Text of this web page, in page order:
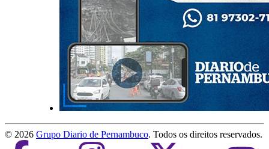
© 2026 Grupo Diario de Pernambuco. Todos os direitos reservados.